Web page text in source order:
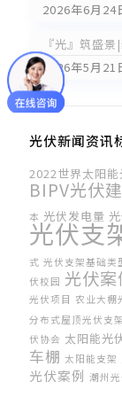
2026年6月24
『光』筑盛
2026年5月21
光伏新闻资讯
2022世界太阳
BIPV光伏
本 光伏发电量
光伏支
式 光伏支架基础类
伏校园 光伏案
光伏项目 农业大棚
分布式屋顶光伏支架
伏协会 太阳能光
车棚 太阳能支架
光伏案例 潮州